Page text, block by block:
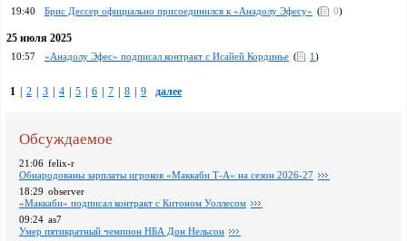
19:40 Брис Дессер официально присоединился к «Анадолу Эфесу» ( 0)
25 июля 2025
10:57 «Анадолу Эфес» подписал контракт с Исайей Кординье ( 1)
1 2 3 4 5 6 7 8 9 далее
Обсуждаемое
21:06 felix-r
Обнародованы зарплаты игроков «Маккаби Т-А» на сезон 2026-27
18:29 observer
«Маккаби» подписал контракт с Китоном Уоллесом
09:24 as7
Умер пятикратный чемпион НБА Дон Нельсон